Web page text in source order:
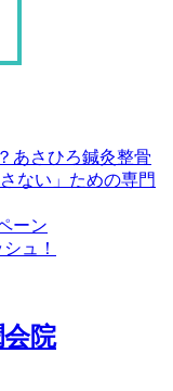
あさひろ鍼灸整骨
ない」ための専門
ーン
ュ！